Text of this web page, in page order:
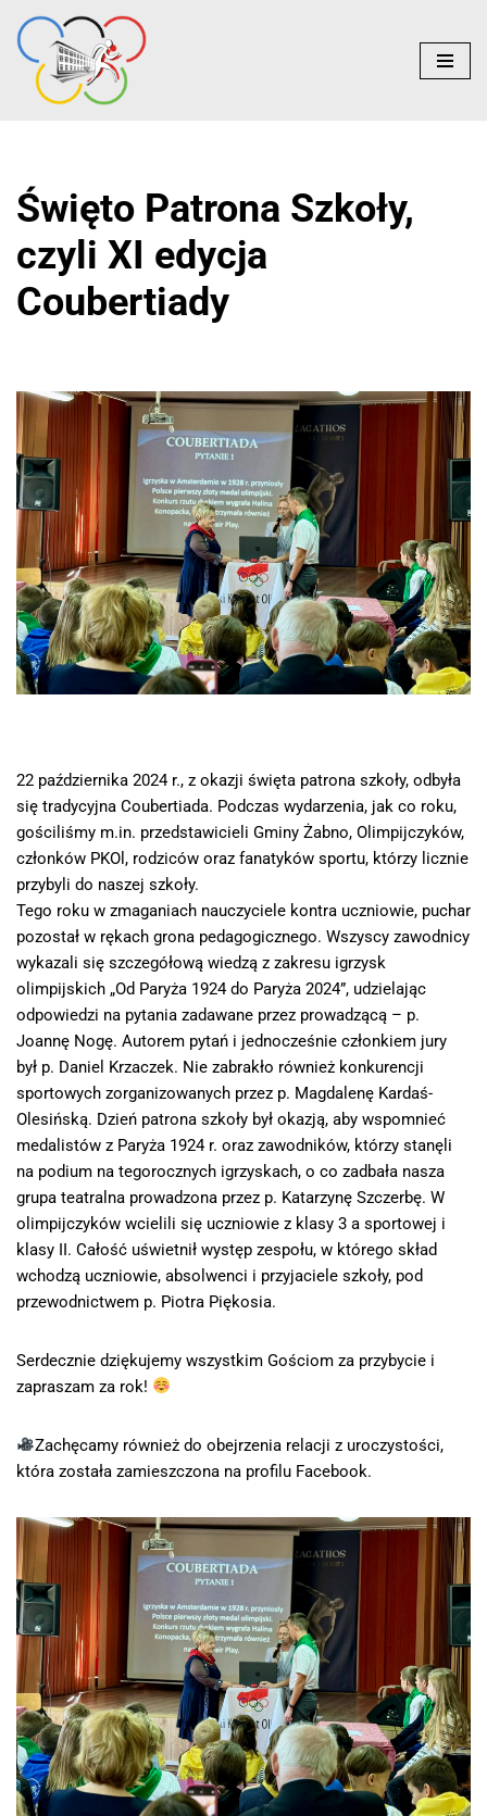
treści
Przejdź
treści
Święto Patrona Szkoły,
czyli XI edycja
Coubertiady
22 października 2024 r., z okazji święta patrona szkoły, odbyła
się tradycyjna Coubertiada. Podczas wydarzenia, jak co roku,
gościliśmy m.in. przedstawicieli Gminy Żabno, Olimpijczyków,
członków PKOl, rodziców oraz fanatyków sportu, którzy licznie
przybyli do naszej szkoły.
Tego roku w zmaganiach nauczyciele kontra uczniowie, puchar
pozostał w rękach grona pedagogicznego. Wszyscy zawodnicy
wykazali się szczegółową wiedzą z zakresu igrzysk
olimpijskich „Od Paryża 1924 do Paryża 2024”, udzielając
odpowiedzi na pytania zadawane przez prowadzącą – p.
Joannę Nogę. Autorem pytań i jednocześnie członkiem jury
był p. Daniel Krzaczek. Nie zabrakło również konkurencji
sportowych zorganizowanych przez p. Magdalenę Kardaś-
Olesińską. Dzień patrona szkoły był okazją, aby wspomnieć
medalistów z Paryża 1924 r. oraz zawodników, którzy stanęli
na podium na tegorocznych igrzyskach, o co zadbała nasza
grupa teatralna prowadzona przez p. Katarzynę Szczerbę. W
olimpijczyków wcielili się uczniowie z klasy 3 a sportowej i
klasy II. Całość uświetnił występ zespołu, w którego skład
wchodzą uczniowie, absolwenci i przyjaciele szkoły, pod
przewodnictwem p. Piotra Piękosia.
Serdecznie dziękujemy wszystkim Gościom za przybycie i
zapraszam za rok!
Zachęcamy również do obejrzenia relacji z uroczystości,
która została zamieszczona na profilu Facebook.